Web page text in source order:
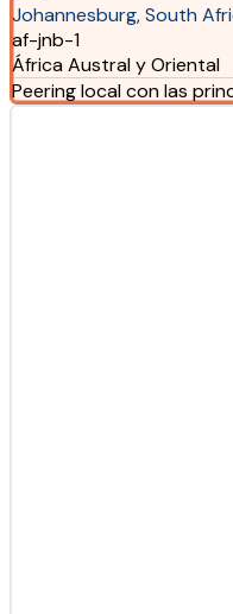
Johannesburg, South
af-jnb-1
África Austral y Oriental
Peering local con las